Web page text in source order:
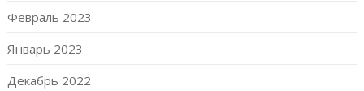
Февраль 2023
Январь 2023
Декабрь 2022